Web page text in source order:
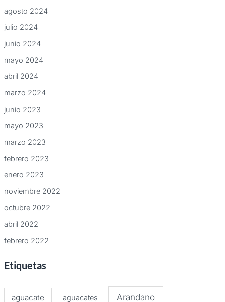
agosto 2024
julio 2024
junio 2024
mayo 2024
abril 2024
marzo 2024
junio 2023
mayo 2023
marzo 2023
febrero 2023
enero 2023
noviembre 2022
octubre 2022
abril 2022
febrero 2022
Etiquetas
aguacate aguacates Arandano